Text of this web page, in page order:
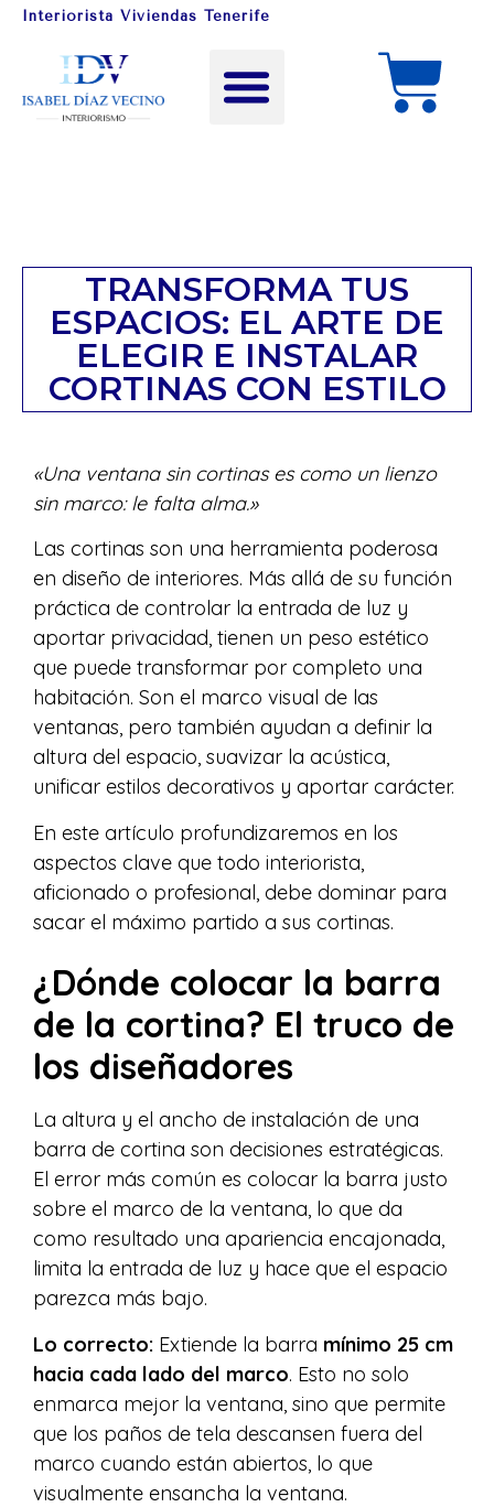
Interiorista Viviendas Tenerife
TRANSFORMA TUS
ESPACIOS: EL ARTE DE
ELEGIR E INSTALAR
CORTINAS CON ESTILO
«Una ventana sin cortinas es como un lienzo
sin marco: le falta alma.»
Las cortinas son una herramienta poderosa
en diseño de interiores. Más allá de su función
práctica de controlar la entrada de luz y
aportar privacidad, tienen un peso estético
que puede transformar por completo una
habitación. Son el marco visual de las
ventanas, pero también ayudan a definir la
altura del espacio, suavizar la acústica,
unificar estilos decorativos y aportar carácter.
En este artículo profundizaremos en los
aspectos clave que todo interiorista,
aficionado o profesional, debe dominar para
sacar el máximo partido a sus cortinas.
¿Dónde colocar la barra
de la cortina? El truco de
los diseñadores
La altura y el ancho de instalación de una
barra de cortina son decisiones estratégicas.
El error más común es colocar la barra justo
sobre el marco de la ventana, lo que da
como resultado una apariencia encajonada,
limita la entrada de luz y hace que el espacio
parezca más bajo.
Lo correcto: Extiende la barra mínimo 25 cm
hacia cada lado del marco. Esto no solo
enmarca mejor la ventana, sino que permite
que los paños de tela descansen fuera del
marco cuando están abiertos, lo que
visualmente ensancha la ventana.